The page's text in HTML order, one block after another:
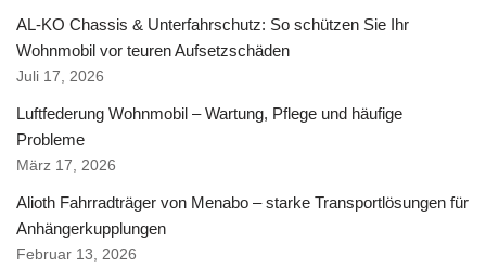
AL-KO Chassis & Unterfahrschutz: So schützen Sie Ihr
Wohnmobil vor teuren Aufsetzschäden
Juli 17, 2026
Luftfederung Wohnmobil – Wartung, Pflege und häufige
Probleme
März 17, 2026
Alioth Fahrradträger von Menabo – starke Transportlösungen für
Anhängerkupplungen
Februar 13, 2026